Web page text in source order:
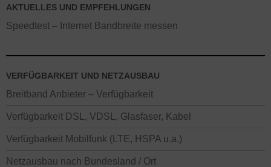
AKTUELLES UND EMPFEHLUNGEN
Speedtest – Internet Bandbreite messen
VERFÜGBARKEIT UND NETZAUSBAU
Breitband Anbieter – Verfügbarkeit
Verfügbarkeit DSL, VDSL, Glasfaser, Kabel
Verfügbarkeit Mobilfunk (LTE, HSPA u.a.)
Netzausbau nach Bundesland / Ort